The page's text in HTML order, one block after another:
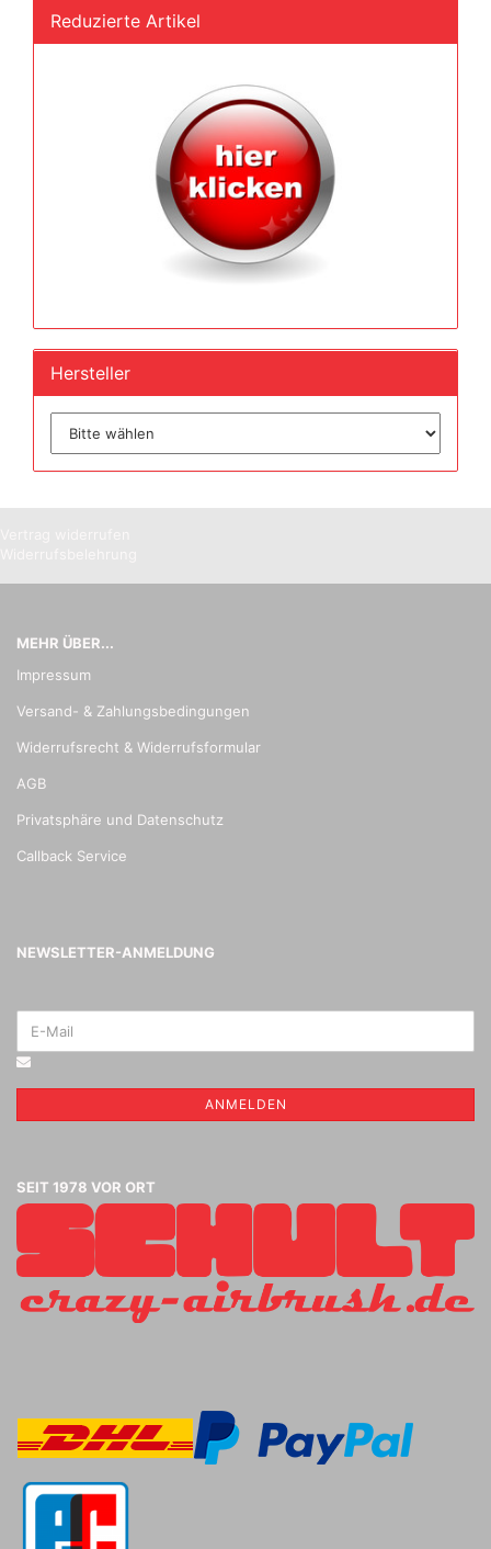
Reduzierte Artikel
Hersteller
MEHR ÜBER...
Impressum
Versand- & Zahlungsbedingungen
Widerrufsrecht & Widerrufsformular
AGB
Privatsphäre und Datenschutz
Callback Service
NEWSLETTER-ANMELDUNG
ANMELDEN
SEIT 1978 VOR ORT